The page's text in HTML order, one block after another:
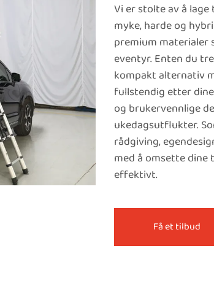
Vi er stolte av å
myke, harde og
premium materialer
eventyr. Enten du
kompakt alternativ
fullstendig etter
og brukervennlige
ukedagsutflukter.
rådgiving,
med å omsette
effektivt.
Få et tilbud